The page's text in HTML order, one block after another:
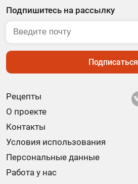
Рецепты
О проекте
Контакты
Условия использования
Персональные данные
Работа у нас
Подпишитесь на рассылку
Подписаться